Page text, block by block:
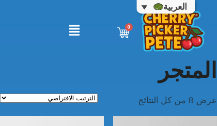
العربية
المتجر
عرض ⁦8⁩ من كل النتائج